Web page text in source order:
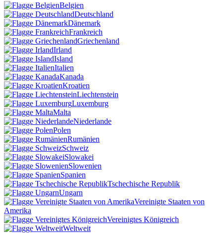
Belgien
Deutschland
Dänemark
Frankreich
Griechenland
Irland
Island
Italien
Kanada
Kroatien
Liechtenstein
Luxemburg
Malta
Niederlande
Polen
Rumänien
Schweiz
Slowakei
Slowenien
Spanien
Tschechische Republik
Ungarn
Vereinigte Staaten von
Amerika
Vereinigtes Königreich
Weltweit